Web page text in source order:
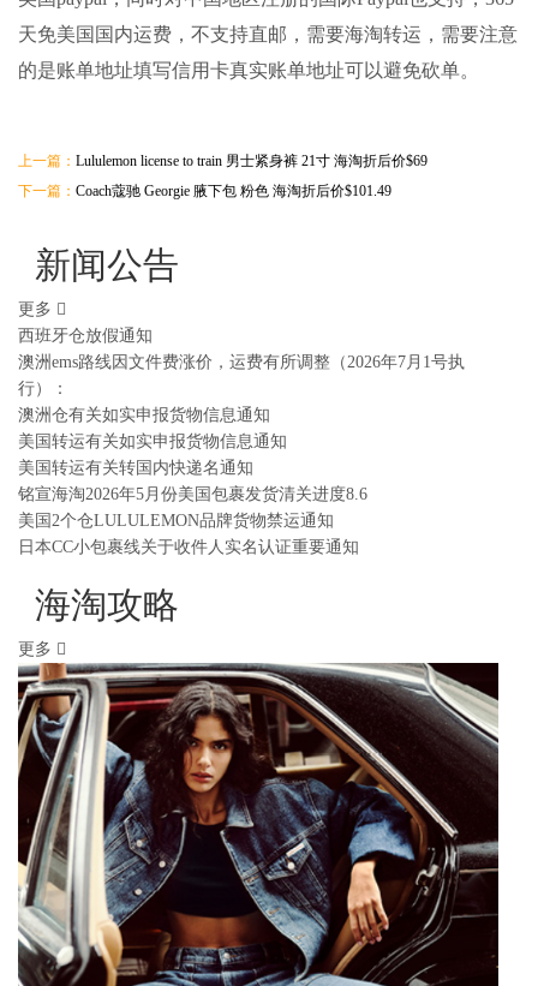
天免美国国内运费，不支持直邮，需要海淘转运 ，需要注意
的是账单地址填写信用卡真实账单地址可以避免砍单。
上一篇： Lululemon license to train 男士紧身裤 21寸 海淘折后价$69
下一篇： Coach蔻驰 Georgie 腋下包 粉色 海淘折后价$101.49
新闻公告
更多
西班牙仓放假通知
澳洲ems路线因文件费涨价，运费有所调整（2026年7月1号执
行）：
澳洲仓有关如实申报货物信息通知
美国转运有关如实申报货物信息通知
美国转运有关转国内快递名通知
铭宣海淘2026年5月份美国包裹发货清关进度8.6
美国2个仓LULULEMON品牌货物禁运通知
日本CC小包裹线关于收件人实名认证重要通知
海淘攻略
更多